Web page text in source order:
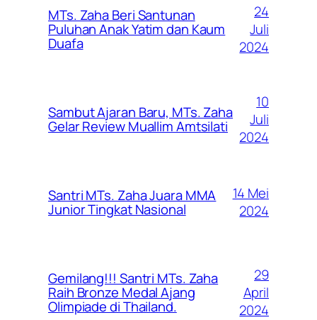
MTs. Zaha Beri Santunan
Puluhan Anak Yatim dan Kaum
Duafa
24
Juli
2024
Sambut Ajaran Baru, MTs. Zaha
Gelar Review Muallim Amtsilati
10
Juli
2024
Santri MTs. Zaha Juara MMA
Junior Tingkat Nasional
14 Mei
2024
Gemilang!!! Santri MTs. Zaha
Raih Bronze Medal Ajang
Olimpiade di Thailand.
29
April
2024